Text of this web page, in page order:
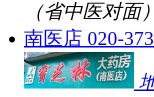
（省中医对面）
南医店 020-